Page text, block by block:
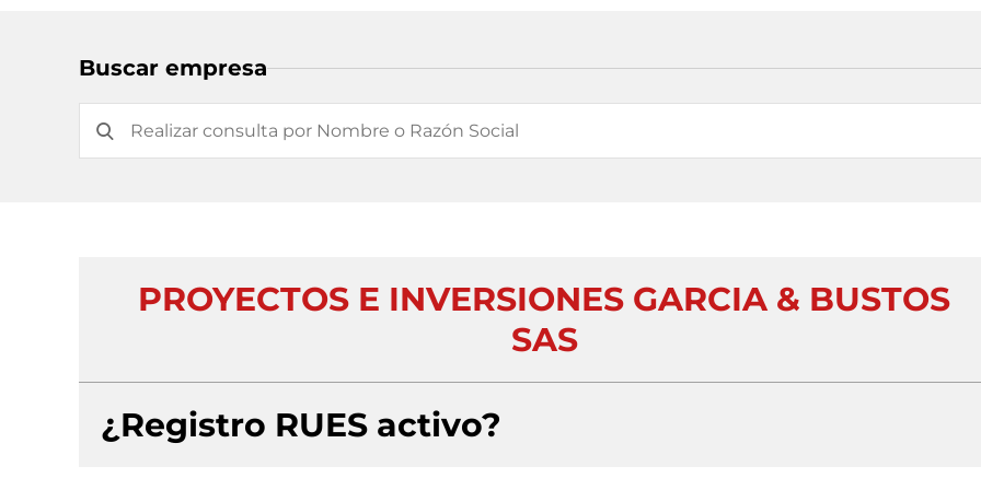
Buscar empresa
PROYECTOS E INVERSIONES GARCIA & BUSTOS
SAS
¿Registro RUES activo?